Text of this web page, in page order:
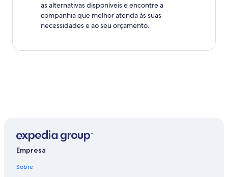
as alternativas disponíveis e encontre a
companhia que melhor atenda às suas
necessidades e ao seu orçamento.
Empresa
Sobre